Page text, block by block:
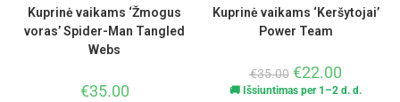
Kuprinė vaikams ‘Žmogus
voras’ Spider-Man Tangled
Webs
€35.00
Kuprinė vaikams ‘Keršytojai’
Power Team
€35.00 €22.00
🚚 Išsiuntimas per 1–2 d. d.